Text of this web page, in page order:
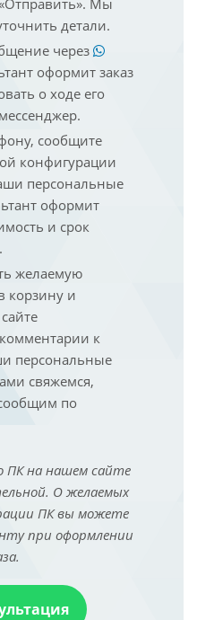
Мы
детали.
через
оформит заказ
о ходе его
сообщите
конфигурации
персональные
оформит
и срок
желаемую
корзину и
к
персональные
свяжемся,
по
ПК на нашем сайте
О желаемых
ПК вы можете
при оформлении